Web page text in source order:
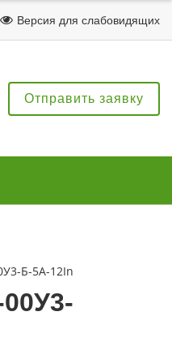
Версия для слабовидящих
Отправить заявку
Б-5А-12In